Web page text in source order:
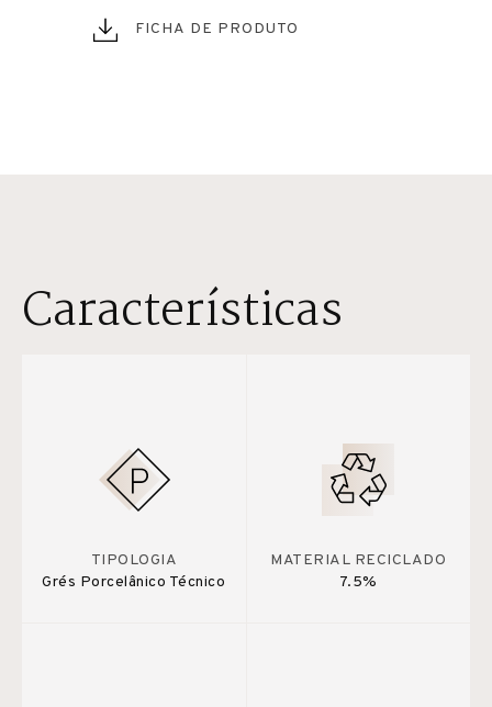
FICHA DE PRODUTO
Características
TIPOLOGIA
Grés Porcelânico Técnico
MATERIAL RECICLADO
7.5%